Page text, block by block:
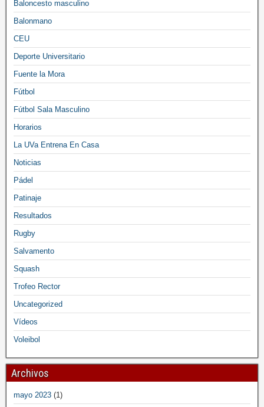
Baloncesto masculino
Balonmano
CEU
Deporte Universitario
Fuente la Mora
Fútbol
Fútbol Sala Masculino
Horarios
La UVa Entrena En Casa
Noticias
Pádel
Patinaje
Resultados
Rugby
Salvamento
Squash
Trofeo Rector
Uncategorized
Vídeos
Voleibol
Archivos
mayo 2023 (1)